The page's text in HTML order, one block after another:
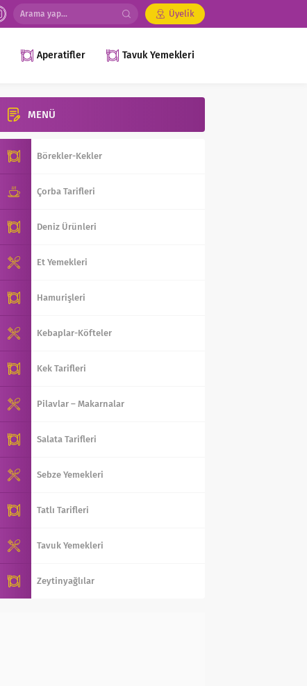
Üyelik
Aperatifler Tavuk Yemekleri
MENÜ
Börekler-Kekler
Çorba Tarifleri
Deniz Ürünleri
Et Yemekleri
Hamurişleri
Kebaplar-Köfteler
Kek Tarifleri
Pilavlar – Makarnalar
Salata Tarifleri
Sebze Yemekleri
Tatlı Tarifleri
Tavuk Yemekleri
Zeytinyağlılar